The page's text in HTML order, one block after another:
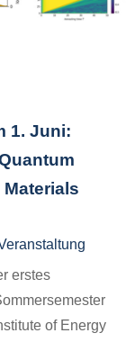
1. Juni:
erstes
of Energy